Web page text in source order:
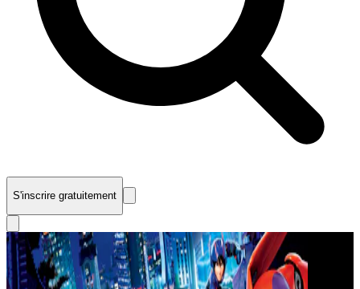
S'inscrire gratuitement